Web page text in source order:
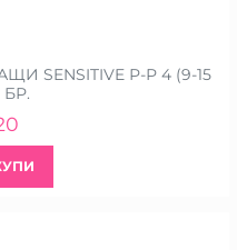
SENSITIVE Р-Р 4 (9-15
БР.